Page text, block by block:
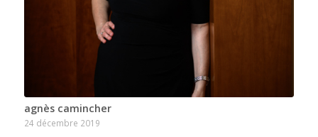
agnès camincher
24 décembre 2019